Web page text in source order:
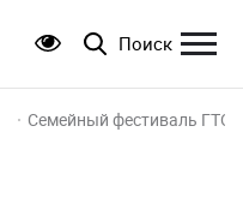
Поиск
Семейный фестиваль ГТО: